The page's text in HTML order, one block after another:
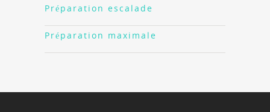
Préparation escalade
Préparation maximale